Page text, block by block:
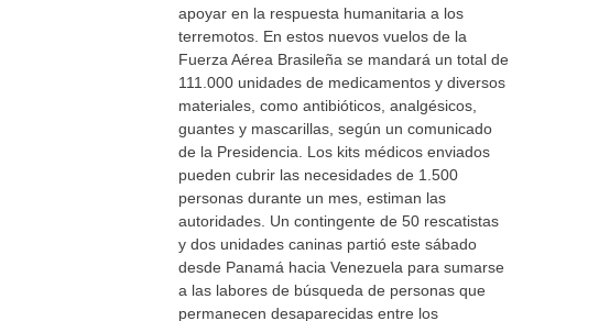
apoyar en la respuesta humanitaria a los
terremotos. En estos nuevos vuelos de la
Fuerza Aérea Brasileña se mandará un total de
111.000 unidades de medicamentos y diversos
materiales, como antibióticos, analgésicos,
guantes y mascarillas, según un comunicado
de la Presidencia. Los kits médicos enviados
pueden cubrir las necesidades de 1.500
personas durante un mes, estiman las
autoridades. Un contingente de 50 rescatistas
y dos unidades caninas partió este sábado
desde Panamá hacia Venezuela para sumarse
a las labores de búsqueda de personas que
permanecen desaparecidas entre los